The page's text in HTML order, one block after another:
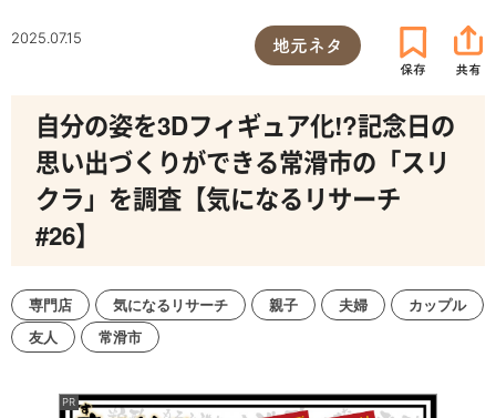
2025.07.15 地元ネタ
自分の姿を3Dフィギュア化!?記念日の
思い出づくりができる常滑市の「スリ
クラ」を調査【気になるリサーチ
#26】
専門店 気になるリサーチ 親子 夫婦
カップル
友人
常滑市